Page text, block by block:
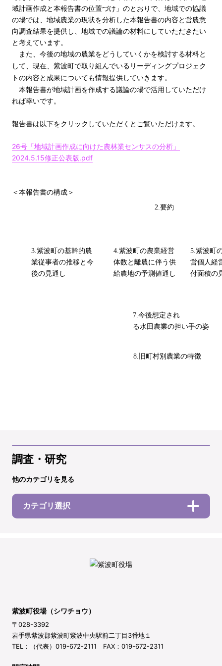
域計画作成と本報告書の位置づけ」のとおりで、地域での協議
の場では、地域農業の現状を分析した本報告書の内容と営農意
向調査結果を提供し、地域での議論の材料にしていただきたい
と考えています。
また、今後の地域の農業をどうしていくかを検討する材料と
して、現在、紫波町で取り組んでいるリーディングプロジェク
トの内容と成果についても情報提供していきます。
本報告書が地域計画を作成する議論の場で活用していただけ
れば幸いです。
報告書は以下をクリックしていただくとご覧いただけます。
26号「地域計画作成に向けた農林業センサスの分析」
2024.5.15修正公表版.pdf
＜本報告書の構成＞
3.紫波町の基幹的農
業従事者の推移と今
後の見通し
4.紫波町の農業経営
体数と離農に伴う供
給農地の予測値通し
2.要約
5.紫波町
営個人経
付面積の
7.今後想定され
る水田農業の担い手の姿
8.旧町村別農業の特徴
調査・研究
他のカテゴリを見る
カテゴリ選択
紫波町役場（シワチョウ）
〒028-3392
岩手県紫波郡紫波町紫波中央駅前二丁目3番地１
TEL：（代表）019-672-2111 FAX：019-672-2311